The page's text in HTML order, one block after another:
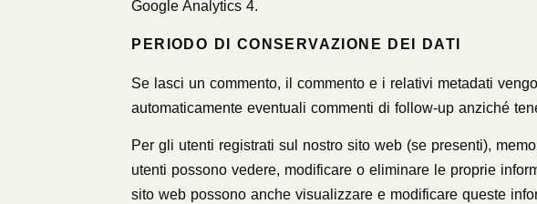
Google Analytics 4.
PERIODO DI CONSERVAZIONE DEI DATI
Se lasci un commento, il commento e i relativi metadati
automaticamente eventuali commenti di follow-up anziché
Per gli utenti registrati sul nostro sito web (se presenti),
utenti possono vedere, modificare o eliminare le proprie
sito web possono anche visualizzare e modificare queste